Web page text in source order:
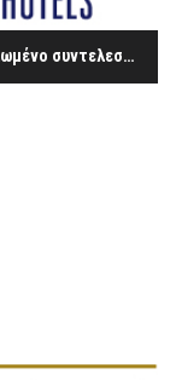
ΟΡΘΗ ΕΠΑΝΑΛΗΨΗ - Οδηγίες ΑΑΔΕ για το μειωμένο συντελεστή του ΦΠΑ στην εστίαση